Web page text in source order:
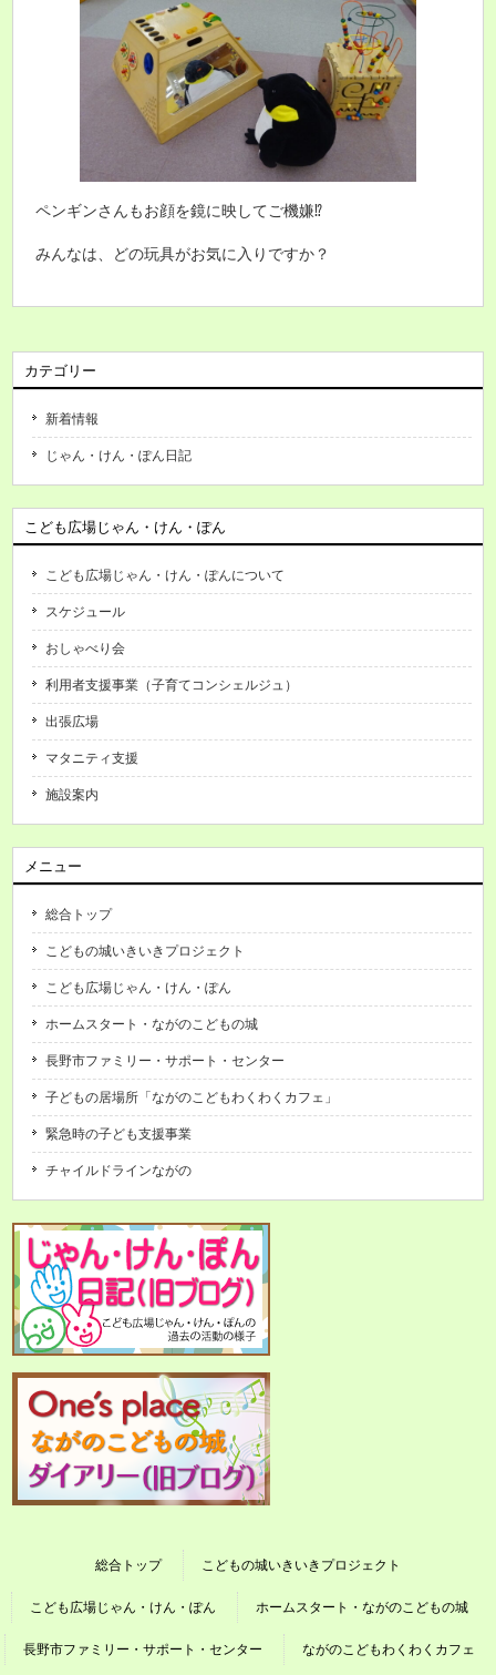
ペンギンさんもお顔を鏡に映してご機嫌⁉
みんなは、どの玩具がお気に入りですか？
カテゴリー
新着情報
じゃん・けん・ぽん日記
こども広場じゃん・けん・ぽん
こども広場じゃん・けん・ぽんについて
スケジュール
おしゃべり会
利用者支援事業（子育てコンシェルジュ）
出張広場
マタニティ支援
施設案内
メニュー
総合トップ
こどもの城いきいきプロジェクト
こども広場じゃん・けん・ぽん
ホームスタート・ながのこどもの城
長野市ファミリー・サポート・センター
子どもの居場所「ながのこどもわくわくカフェ」
緊急時の子ども支援事業
チャイルドラインながの
総合トップ こどもの城いきいきプロジェクト
こども広場じゃん・けん・ぽん ホームスタート・ながのこどもの城
長野市ファミリー・サポート・センター ながのこどもわくわくカフェ